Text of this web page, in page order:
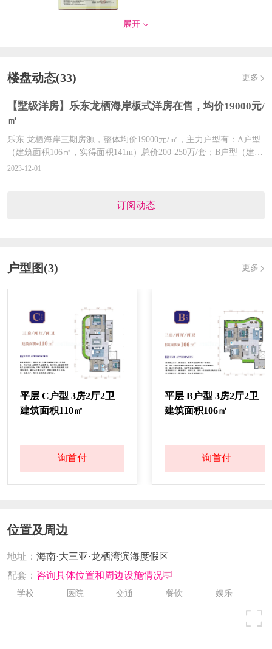
对应楼栋：17#
发证时间：
2022.07.27
对应楼栋：18#、21#
预售证号：乐房售证字(2022) 003号
2022-5-2
对应楼栋：三期15#、20#
发证时间：2021-09-30
对应楼栋：1#,3#,42#,43#,45#
展开
楼盘动态(33) 更多
【墅级洋房】乐东龙栖海岸板式洋房在售，均价19000元/
㎡
​乐东 龙栖海岸三期房源，整体均价19000元/㎡，主力户型有：A户型
（建筑面积106㎡，实得面积141m）总价200-250万/套；B户型（建筑
面积106㎡，实得面积139㎡），总价190-240万/套；C户型（建筑面积
2023-12-01
订阅动态
户型图(3) 更多
平层 C户型 3房2厅2卫
建筑面积110㎡
询首付
平层 B户型 3房2厅2卫
建筑面积106㎡
询首付
位置及周边
地址： 海南·大三亚·龙栖湾滨海度假区
配套： 咨询具体位置和周边设施情况
学校 医院 交通 餐饮 娱乐